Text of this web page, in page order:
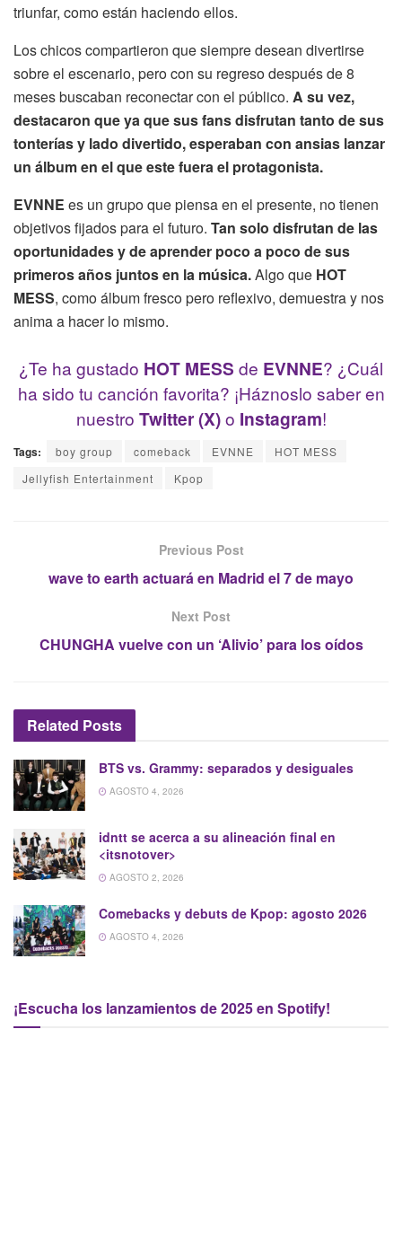
triunfar, como están haciendo ellos.
Los chicos compartieron que siempre desean divertirse
sobre el escenario, pero con su regreso después de 8
meses buscaban reconectar con el público. A su vez,
destacaron que ya que sus fans disfrutan tanto de sus
tonterías y lado divertido, esperaban con ansias lanzar
un álbum en el que este fuera el protagonista.
EVNNE es un grupo que piensa en el presente, no tienen
objetivos fijados para el futuro. Tan solo disfrutan de las
oportunidades y de aprender poco a poco de sus
primeros años juntos en la música.Algo que HOT
MESS, como álbum fresco pero reflexivo, demuestra y nos
anima a hacer lo mismo.
¿Te ha gustado HOT MESS de EVNNE? ¿Cuál
ha sido tu canción favorita? ¡Háznoslo saber en
nuestro Twitter (X)o Instagram!
Tags: boy group comeback EVNNE
HOT MESS
Jellyfish Entertainment
Kpop
Previous Post
wave to earth actuará en Madrid el 7 de mayo
Next Post
CHUNGHA vuelve con un ‘Alivio’ para los oídos
Related Posts
BTS vs. Grammy: separados y desiguales
AGOSTO 4, 2026
idntt se acerca a su alineación final en
<itsnotover>
AGOSTO 2, 2026
Comebacks y debuts de Kpop: agosto 2026
AGOSTO 4, 2026
¡Escucha los lanzamientos de 2025 en Spotify!